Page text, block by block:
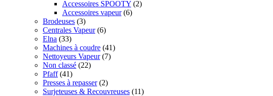
Accessoires SPOOTY (2)
Accessoires vapeur(6)
Brodeuses (3)
Centrales Vapeur(6)
Elna (33)
Machines à coudre (41)
Nettoyeurs Vapeur(7)
Non classé (22)
Pfaff(41)
Presses à repasser(2)
Surjeteuses & Recouvreuses (11)